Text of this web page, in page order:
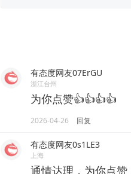
有态度网友07ErGU
浙江台州
为你点赞👍👍👍👍
2026-04-26 回复
有态度网友0s1LE3
上海
通情达理，为你点赞